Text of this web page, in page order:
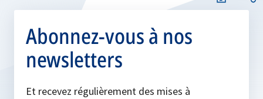
Abonnez-vous à nos
newsletters
Et recevez régulièrement des mises à